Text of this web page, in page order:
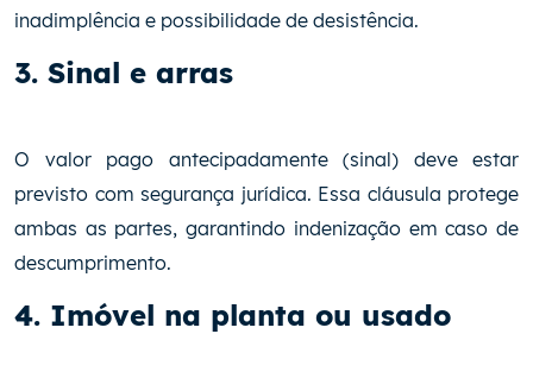
inadimplência e possibilidade de desistência.
3. Sinal e arras
O valor pago antecipadamente (sinal) deve estar
previsto com segurança jurídica. Essa cláusula protege
ambas as partes, garantindo indenização em caso de
descumprimento.
4. Imóvel na planta ou usado